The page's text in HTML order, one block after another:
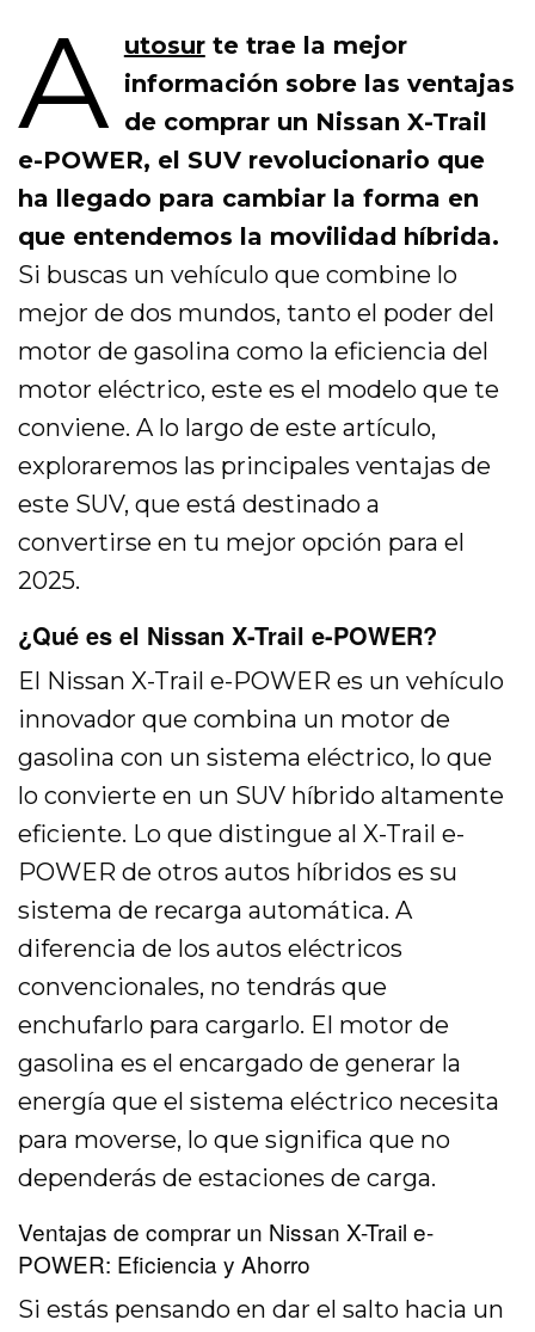
A utosurte trae la mejor
información sobre las ventajas
de comprar un Nissan X-Trail
e-POWER, el SUV revolucionario que
ha llegado para cambiar la forma en
que entendemos la movilidad híbrida.
Si buscas un vehículo que combine lo
mejor de dos mundos, tanto el poder del
motor de gasolina como la eficiencia del
motor eléctrico, este es el modelo que te
conviene. A lo largo de este artículo,
exploraremos las principales ventajas de
este SUV, que está destinado a
convertirse en tu mejor opción para el
2025.
¿Qué es el Nissan X-Trail e-POWER?
El Nissan X-Trail e-POWER es un vehículo
innovador que combina un motor de
gasolina con un sistema eléctrico, lo que
lo convierte en un SUV híbrido altamente
eficiente. Lo que distingue al X-Trail e-
POWER de otros autos híbridos es su
sistema de recarga automática. A
diferencia de los autos eléctricos
convencionales, no tendrás que
enchufarlo para cargarlo. El motor de
gasolina es el encargado de generar la
energía que el sistema eléctrico necesita
para moverse, lo que significa que no
dependerás de estaciones de carga.
Ventajas de comprar un Nissan X-Trail e-
POWER: Eficiencia y Ahorro
Si estás pensando en dar el salto hacia un